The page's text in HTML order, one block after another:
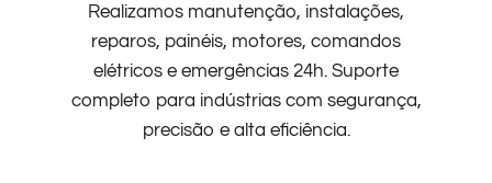
Realizamos manutenção, instalações,
reparos, painéis, motores, comandos
elétricos e emergências 24h. Suporte
completo para indústrias com segurança,
precisão e alta eficiência.